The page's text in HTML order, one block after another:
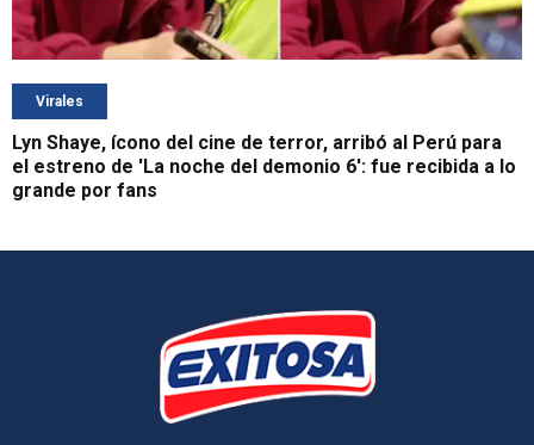
Virales
Lyn Shaye, ícono del cine de terror, arribó al Perú para
el estreno de 'La noche del demonio 6': fue recibida a lo
grande por fans